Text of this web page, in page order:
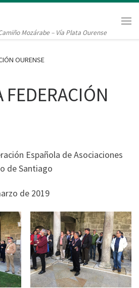
Mozárabe – Vía Plata Ourense
OURENSE
FEDERACIÓN
Española de Asociaciones
de Santiago
de 2019